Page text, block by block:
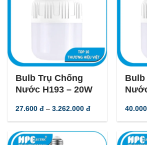
-56 %
Bulb Trụ Chống
Nước H193 – 20W
27.600đ – 3.262.000đKhoảng
từ
đến
3.262.000 đ
-56 %
Bulb